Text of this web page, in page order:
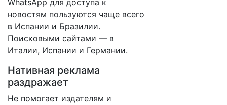
WhatsApp для доступа к
новостям пользуются чаще всего
в Испании и Бразилии.
Поисковыми сайтами — в
Италии, Испании и Германии.
Нативная реклама
раздражает
Не помогает издателям и